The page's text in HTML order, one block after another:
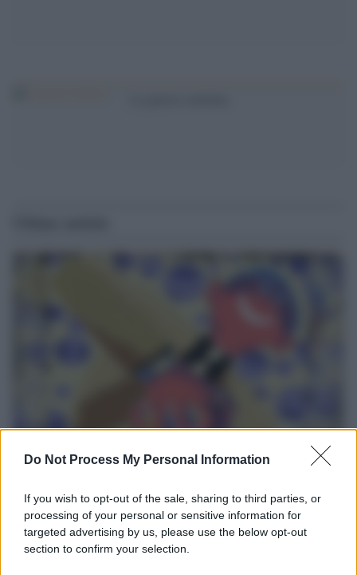
Do Not Process My Personal Information
If you wish to opt-out of the sale, sharing to third parties, or
processing of your personal or sensitive information for
targeted advertising by us, please use the below opt-out
section to confirm your selection.
Il ritorno dei medici non vaccinati
Informazione" spiega perché non ci sono mai state basi
scientifiche per togliere i medici non vaccinati dal lavoro